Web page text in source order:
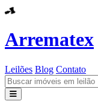
Arrematex
Leilões Blog Contato